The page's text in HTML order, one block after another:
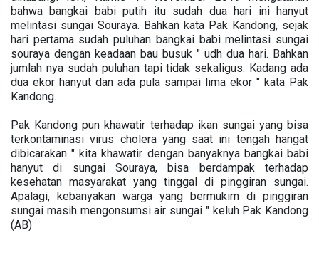
bahwa bangkai babi putih itu sudah dua hari ini hanyut
melintasi sungai Souraya. Bahkan kata Pak Kandong, sejak
hari pertama sudah puluhan bangkai babi melintasi sungai
souraya dengan keadaan bau busuk " udh dua hari. Bahkan
jumlah nya sudah puluhan tapi tidak sekaligus. Kadang ada
dua ekor hanyut dan ada pula sampai lima ekor " kata Pak
Kandong.
Pak Kandong pun khawatir terhadap ikan sungai yang bisa
terkontaminasi virus cholera yang saat ini tengah hangat
dibicarakan " kita khawatir dengan banyaknya bangkai babi
hanyut di sungai Souraya, bisa berdampak terhadap
kesehatan masyarakat yang tinggal di pinggiran sungai.
Apalagi, kebanyakan warga yang bermukim di pinggiran
sungai masih mengonsumsi air sungai " keluh Pak Kandong
(AB)